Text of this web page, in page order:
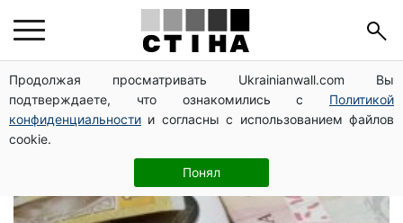
Продолжая просматривать Ukrainianwall.com Вы
подтверждаете, что ознакомились с Политикой
конфиденциальности и согласны с использованием файлов
cookie.
Понял
кризис